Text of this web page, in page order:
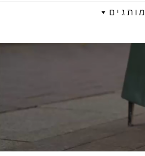
מותגים